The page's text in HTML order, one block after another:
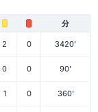
分
2 0 3420'
0 0 90'
1 0 360'